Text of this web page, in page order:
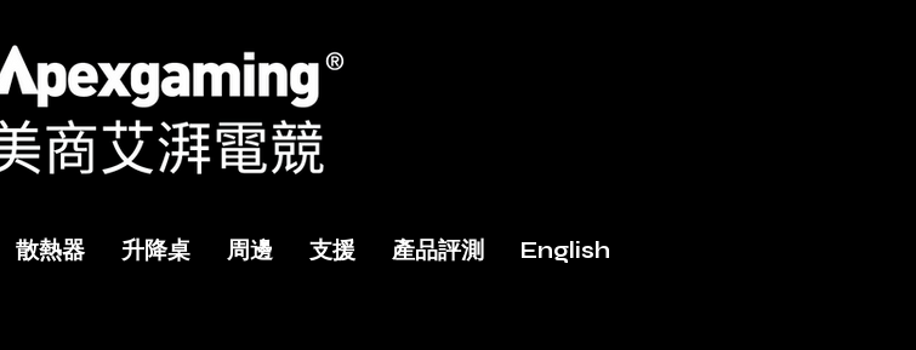
散熱器 升降桌 周邊 支援 產品評測 English